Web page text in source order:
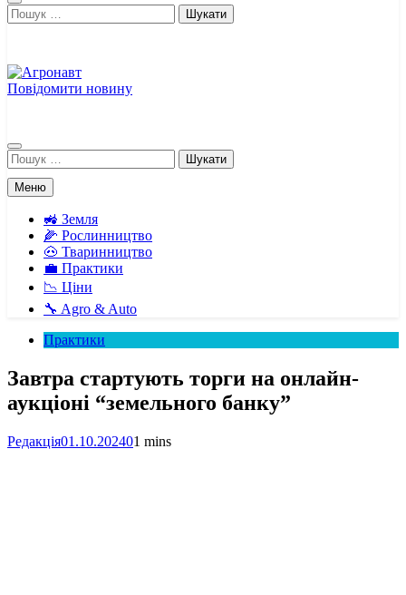
Пошук:
Повідомити новину
Пошук:
Меню
🚜 Земля
🌽 Рослинництво
🐽 Тваринництво
💼 Практики
📉 Ціни
🔧 Agro & Auto
Практики
Завтра стартують торги на онлайн-
аукціоні “земельного банку”
Редакція01.10.202401 mins